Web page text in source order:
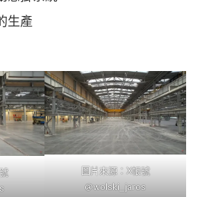
生產
圖片來源：X帳號
@wolski_jaros